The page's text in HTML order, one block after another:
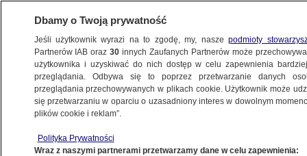
ŚWIAT
"Większość dzieciaków miała od 5 do 10
Dbamy o Twoją prywatność
Jeśli użytkownik wyrazi na to zgodę, my, naszepodmioty
Partnerów IAB oraz30 innych Zaufanych Partnerów może
użytkownika i uzyskiwać do nich dostęp w celu zapewnienia
przeglądania. Odbywa się to poprzez przetwarzanie danych
przeglądania przechowywanych w plikach cookie. Użytkownik może
się przetwarzaniu w oparciu o uzasadniony interes w dowolnym
plików cookie i reklam”.
Polityka Prywatności
Wraz z naszymi partnerami przetwarzamy dane w celu zapewnienia: